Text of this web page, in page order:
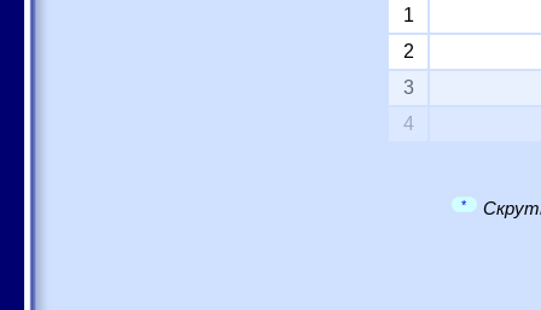
1
2
3
4
*